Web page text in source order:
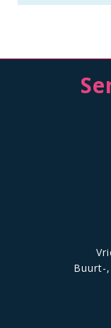
Buurt-